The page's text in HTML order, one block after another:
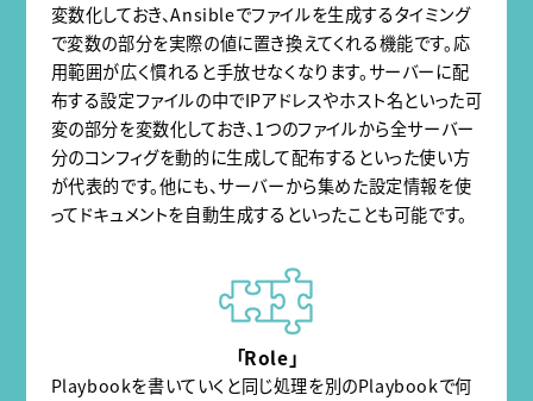
変数化しておき、Ansibleでファイルを生成するタイミング
で変数の部分を実際の値に置き換えてくれる機能です。応
用範囲が広く慣れると手放せなくなります。サーバーに配
布する設定ファイルの中でIPアドレスやホスト名といった可
変の部分を変数化しておき、1つのファイルから全サーバー
分のコンフィグを動的に生成して配布するといった使い方
が代表的です。他にも、サーバーから集めた設定情報を使
ってドキュメントを自動生成するといったことも可能です。
「Role」
Playbookを書いていくと同じ処理を別のPlaybookで何